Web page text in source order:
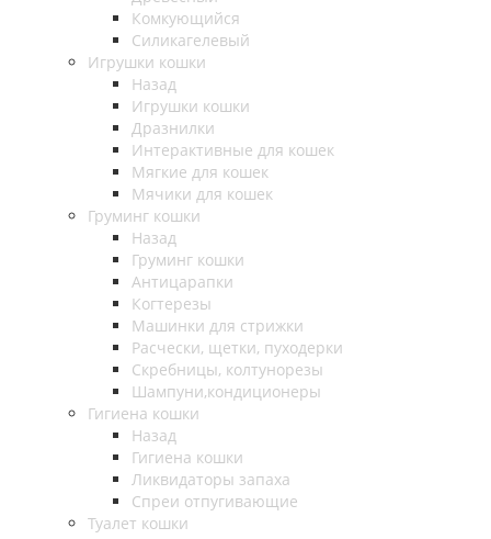
Комкующийся
Силикагелевый
Игрушки кошки
Назад
Игрушки кошки
Дразнилки
Интерактивные для кошек
Мягкие для кошек
Мячики для кошек
Груминг кошки
Назад
Груминг кошки
Антицарапки
Когтерезы
Машинки для стрижки
Расчески, щетки, пуходерки
Скребницы, колтунорезы
Шампуни,кондиционеры
Гигиена кошки
Назад
Гигиена кошки
Ликвидаторы запаха
Спреи отпугивающие
Туалет кошки